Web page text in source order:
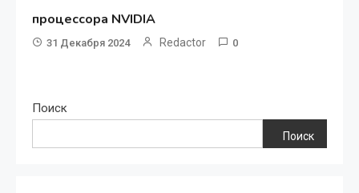
процессора NVIDIA
31 Декабря 2024 Redactor 0
Поиск
Поиск